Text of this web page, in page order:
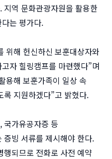
지역 문화관광자원을 활용한
는 평가다.
위해 헌신하신 보훈대상자와
자 힐링캠프를 마련했다”며
용해 보훈가족이 일상 속
지원하겠다”고 밝혔다.
국가유공자증 등
빙 서류를 제시해야 한다.
되므로 전화로 사전 예약